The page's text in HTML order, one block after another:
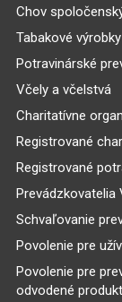
Chov
Tabakové výrobky
Potravinárské
Včely a včelstvá
Charitatívne
Registrované
Registrované
Prevádzkovatelia
Schvaľovanie
Povolenie pre
Povolenie pre
odvodené